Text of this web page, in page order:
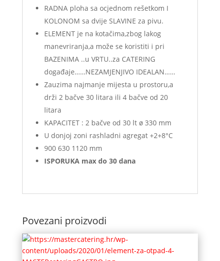
RADNA ploha sa ocjednom rešetkom I
KOLONOM sa dvije SLAVINE za pivu.
ELEMENT je na kotačima,zbog lakog
manevriranja,a može se koristiti i pri
BAZENIMA ..u VRTU..za CATERING
događaje……NEZAMJENJIVO IDEALAN……
Zauzima najmanje mijesta u prostoru,a
drži 2 bačve 30 litara ili 4 bačve od 20
litara
KAPACITET : 2 bačve od 30 lt ø 330 mm
U donjoj zoni rashladni agregat +2+8°C
900 630 1120 mm
ISPORUKA max do 30 dana
Povezani proizvodi